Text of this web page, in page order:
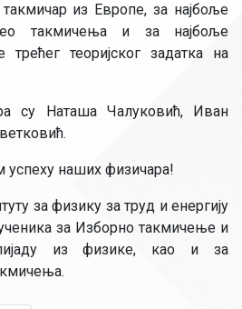
из Европе, за најбоље
такмичења и за најбоље
теоријског задатка на
су Наташа Чалуковић, Иван
успеху наших физичара!
за физику за труд и енергију
за Изборно такмичење и
из физике, као и за